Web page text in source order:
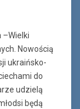
–Wielki
Nowością
ukraińsko-
do
udzielą
będą